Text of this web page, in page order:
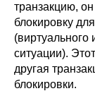
транзакцию,
блокировку
(виртуального
ситуации).
другая
блокировки.